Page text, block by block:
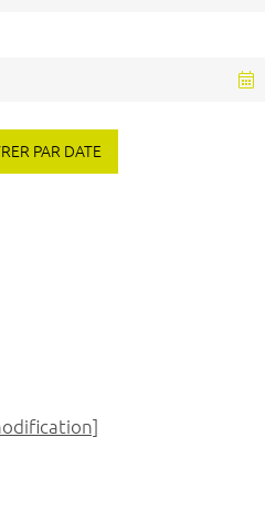
PAR DATE